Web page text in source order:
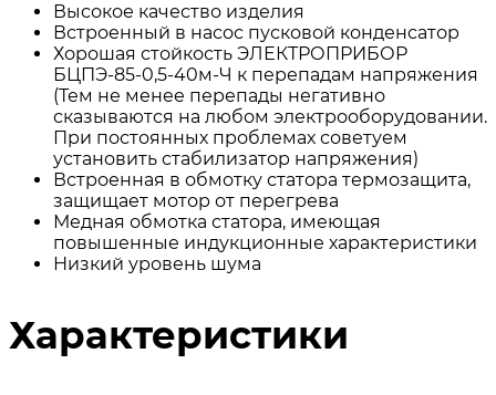
Высокое качество изделия
Встроенный в насос пусковой конденсатор
Хорошая стойкость ЭЛЕКТРОПРИБОР
БЦПЭ-85-0,5-40м-Ч к перепадам напряжения
(Тем не менее перепады негативно
сказываются на любом электрооборудовании.
При постоянных проблемах советуем
установить стабилизатор напряжения)
Встроенная в обмотку статора термозащита,
защищает мотор от перегрева
Медная обмотка статора, имеющая
повышенные индукционные характеристики
Низкий уровень шума
Характеристики